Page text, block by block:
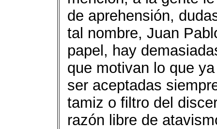
de aprehensión,
tal nombre, Juan
papel, hay
que motivan lo que
ser aceptadas
tamiz o filtro del
razón libre de